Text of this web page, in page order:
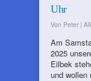
Uhr
Von Peter |
Am
2025
Eilbek
und